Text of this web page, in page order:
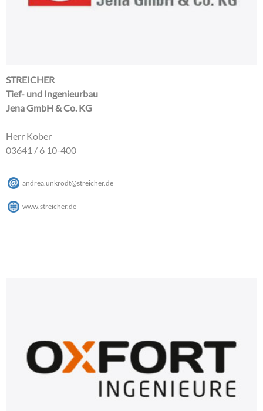
STREICHER
Tief- und Ingenieurbau
Jena GmbH & Co. KG
Herr Kober
03641 / 6 10-400
andrea.unkrodt@streicher.de
www.streicher.de